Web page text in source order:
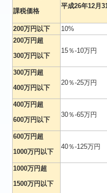
課税価格
平成26年12月
200万円以下
10%
200万円超
300万円以下
15％-10万円
300万円超
400万円以下
20％-25万円
400万円超
600万円以下
30％-65万円
600万円超
1000万円以下
40％-125万円
1000万円超
1500万円以下